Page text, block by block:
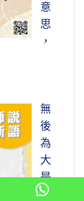
意
思
，
無
後
為
大
是
指